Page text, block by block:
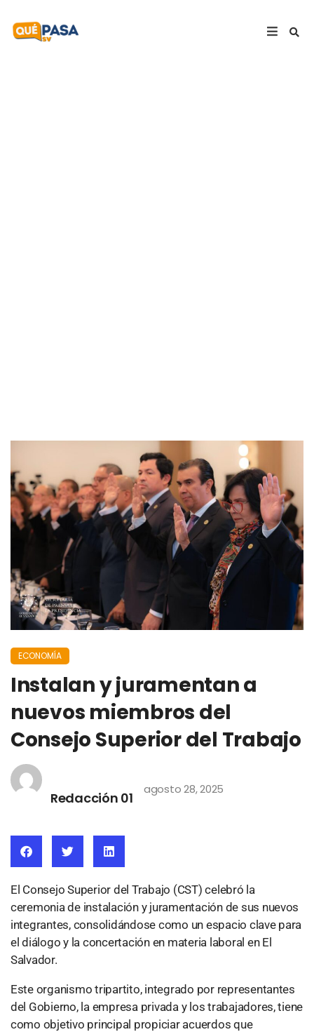
ECONOMÍA
Instalan y juramentan a
nuevos miembros del
Consejo Superior del Trabajo
Redacción 01
agosto 28, 2025
El Consejo Superior del Trabajo (CST) celebró la
ceremonia de instalación y juramentación de sus nuevos
integrantes, consolidándose como un espacio clave para
el diálogo y la concertación en materia laboral en El
Salvador.
Este organismo tripartito, integrado por representantes
del Gobierno, la empresa privada y los trabajadores, tiene
como objetivo principal propiciar acuerdos que